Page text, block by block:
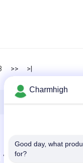
>> >|
nhắn
Charmhigh
Good day, what
for?